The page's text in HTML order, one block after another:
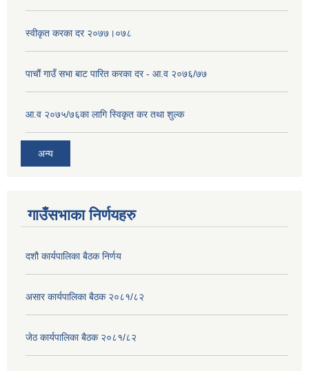
स्वीकृत करका दर २०७७।०७८
पाचौं गाउँ सभा बाट पारित करका दर - आ.व २०७६/७७
आ.व २०७५/७६का लागि स्विकृत कर तथा शुल्क
अन्य
गाउँसभाका निर्णयहरु
दशौ कार्यपालिका बैठक निर्णय
असार कार्यपालिका बैठक २०८१/८२
जेठ कार्यपालिका बैठक २०८१/८२